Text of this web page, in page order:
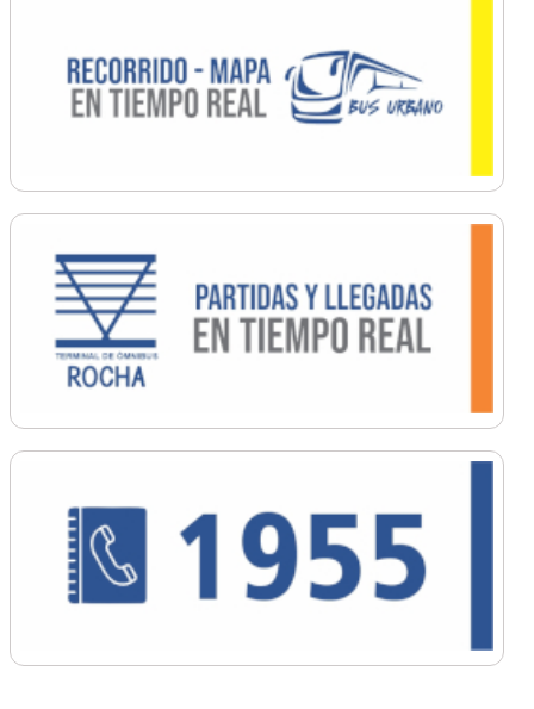
Ordenamiento
Promoción Social
Salud
Secretaría General